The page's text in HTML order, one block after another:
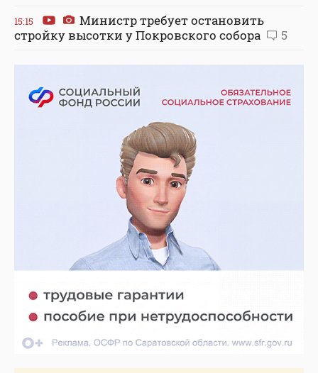
15:15
Министр требует остановить
стройку высотки у Покровского собора
5